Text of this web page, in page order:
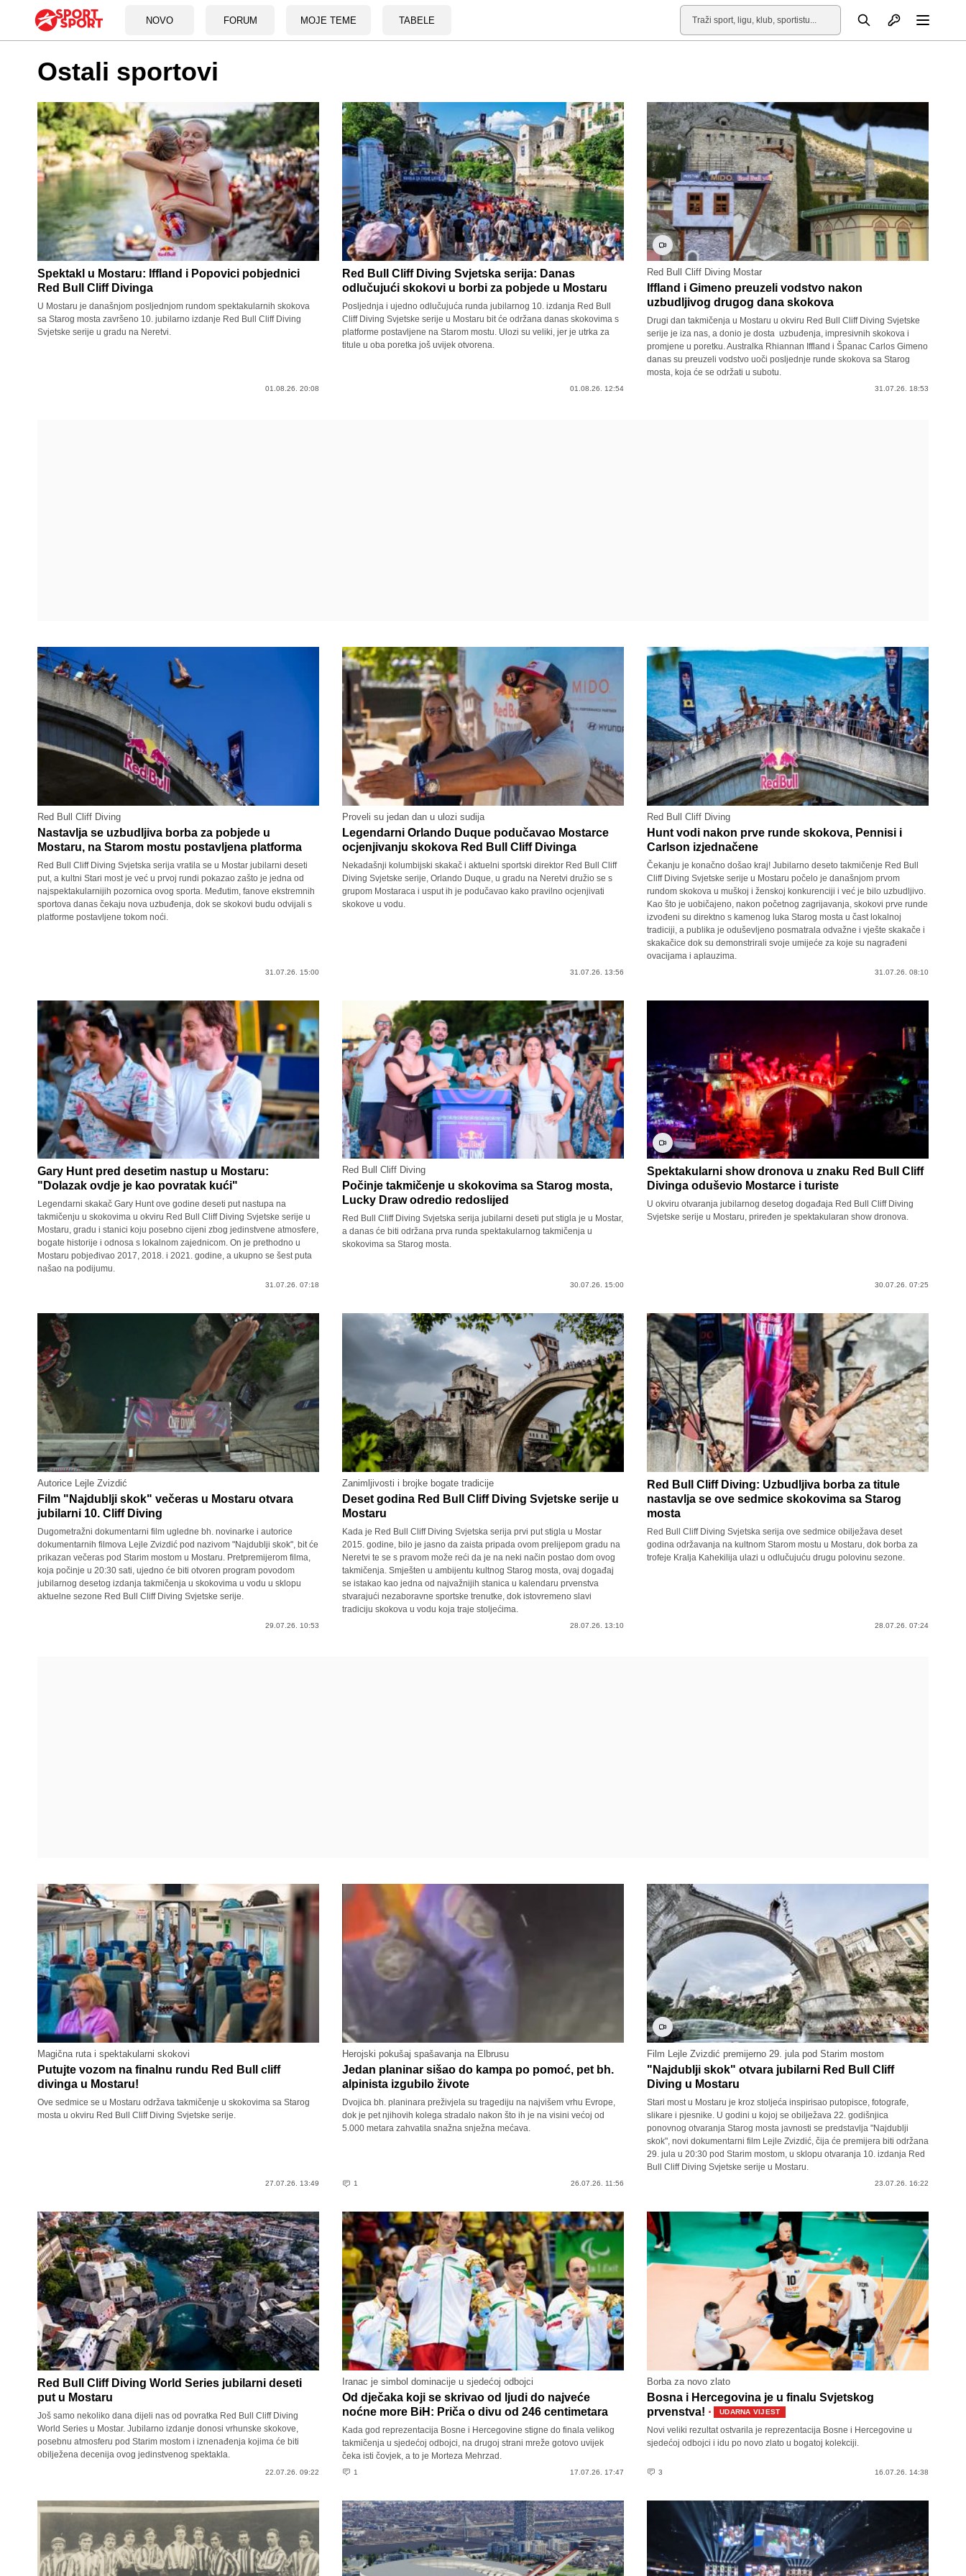
NOVO FORUM MOJE TEME TABELE
Pretraga Otvori profil
Ostali sportovi
Spektakl u Mostaru: Iffland i Popovici pobjednici
Red Bull Cliff Divinga
U Mostaru je današnjom posljednjom rundom spektakularnih skokova
sa Starog mosta završeno 10. jubilarno izdanje Red Bull Cliff Diving
Svjetske serije u gradu na Neretvi.
01.08.26. 20:08
Red Bull Cliff Diving Svjetska serija: Danas
odlučujući skokovi u borbi za pobjede u Mostaru
Posljednja i ujedno odlučujuća runda jubilarnog 10. izdanja Red Bull
Cliff Diving Svjetske serije u Mostaru bit će održana danas skokovima s
platforme postavljene na Starom mostu. Ulozi su veliki, jer je utrka za
titule u oba poretka još uvijek otvorena.
01.08.26. 12:54
Red Bull Cliff Diving Mostar
Iffland i Gimeno preuzeli vodstvo nakon
uzbudljivog drugog dana skokova
Drugi dan takmičenja u Mostaru u okviru Red Bull Cliff Diving Svjetske
serije je iza nas, a donio je dosta uzbuđenja, impresivnih skokova i
promjene u poretku. Australka Rhiannan Iffland i Španac Carlos Gimeno
danas su preuzeli vodstvo uoči posljednje runde skokova sa Starog
mosta, koja će se održati u subotu.
31.07.26. 18:53
Red Bull Cliff Diving
Nastavlja se uzbudljiva borba za pobjede u
Mostaru, na Starom mostu postavljena platforma
Red Bull Cliff Diving Svjetska serija vratila se u Mostar jubilarni deseti
put, a kultni Stari most je već u prvoj rundi pokazao zašto je jedna od
najspektakularnijih pozornica ovog sporta. Međutim, fanove ekstremnih
sportova danas čekaju nova uzbuđenja, dok se skokovi budu odvijali s
platforme postavljene tokom noći.
31.07.26. 15:00
Proveli su jedan dan u ulozi sudija
Legendarni Orlando Duque podučavao Mostarce
ocjenjivanju skokova Red Bull Cliff Divinga
Nekadašnji kolumbijski skakač i aktuelni sportski direktor Red Bull Cliff
Diving Svjetske serije, Orlando Duque, u gradu na Neretvi družio se s
grupom Mostaraca i usput ih je podučavao kako pravilno ocjenjivati
skokove u vodu.
31.07.26. 13:56
Red Bull Cliff Diving
Hunt vodi nakon prve runde skokova, Pennisi i
Carlson izjednačene
Čekanju je konačno došao kraj! Jubilarno deseto takmičenje Red Bull
Cliff Diving Svjetske serije u Mostaru počelo je današnjom prvom
rundom skokova u muškoj i ženskoj konkurenciji i već je bilo uzbudljivo.
Kao što je uobičajeno, nakon početnog zagrijavanja, skokovi prve runde
izvođeni su direktno s kamenog luka Starog mosta u čast lokalnoj
tradiciji, a publika je oduševljeno posmatrala odvažne i vješte skakače i
skakačice dok su demonstrirali svoje umijeće za koje su nagrađeni
ovacijama i aplauzima.
31.07.26. 08:10
Gary Hunt pred desetim nastup u Mostaru:
"Dolazak ovdje je kao povratak kući"
Legendarni skakač Gary Hunt ove godine deseti put nastupa na
takmičenju u skokovima u okviru Red Bull Cliff Diving Svjetske serije u
Mostaru, gradu i stanici koju posebno cijeni zbog jedinstvene atmosfere,
bogate historije i odnosa s lokalnom zajednicom. On je prethodno u
Mostaru pobjeđivao 2017, 2018. i 2021. godine, a ukupno se šest puta
našao na podijumu.
31.07.26. 07:18
Red Bull Cliff Diving
Počinje takmičenje u skokovima sa Starog mosta,
Lucky Draw odredio redoslijed
Red Bull Cliff Diving Svjetska serija jubilarni deseti put stigla je u Mostar,
a danas će biti održana prva runda spektakularnog takmičenja u
skokovima sa Starog mosta.
30.07.26. 15:00
Spektakularni show dronova u znaku Red Bull Cliff
Divinga oduševio Mostarce i turiste
U okviru otvaranja jubilarnog desetog događaja Red Bull Cliff Diving
Svjetske serije u Mostaru, priređen je spektakularan show dronova.
30.07.26. 07:25
Autorice Lejle Zvizdić
Film "Najdublji skok" večeras u Mostaru otvara
jubilarni 10. Cliff Diving
Dugometražni dokumentarni film ugledne bh. novinarke i autorice
dokumentarnih filmova Lejle Zvizdić pod nazivom "Najdublji skok", bit će
prikazan večeras pod Starim mostom u Mostaru. Pretpremijerom filma,
koja počinje u 20:30 sati, ujedno će biti otvoren program povodom
jubilarnog desetog izdanja takmičenja u skokovima u vodu u sklopu
aktuelne sezone Red Bull Cliff Diving Svjetske serije.
29.07.26. 10:53
Zanimljivosti i brojke bogate tradicije
Deset godina Red Bull Cliff Diving Svjetske serije u
Mostaru
Kada je Red Bull Cliff Diving Svjetska serija prvi put stigla u Mostar
2015. godine, bilo je jasno da zaista pripada ovom prelijepom gradu na
Neretvi te se s pravom može reći da je na neki način postao dom ovog
takmičenja. Smješten u ambijentu kultnog Starog mosta, ovaj događaj
se istakao kao jedna od najvažnijih stanica u kalendaru prvenstva
stvarajući nezaboravne sportske trenutke, dok istovremeno slavi
tradiciju skokova u vodu koja traje stoljećima.
28.07.26. 13:10
Red Bull Cliff Diving: Uzbudljiva borba za titule
nastavlja se ove sedmice skokovima sa Starog
mosta
Red Bull Cliff Diving Svjetska serija ove sedmice obilježava deset
godina održavanja na kultnom Starom mostu u Mostaru, dok borba za
trofeje Kralja Kahekilija ulazi u odlučujuću drugu polovinu sezone.
28.07.26. 07:24
Magična ruta i spektakularni skokovi
Putujte vozom na finalnu rundu Red Bull cliff
divinga u Mostaru!
Ove sedmice se u Mostaru održava takmičenje u skokovima sa Starog
mosta u okviru Red Bull Cliff Diving Svjetske serije.
27.07.26. 13:49
Herojski pokušaj spašavanja na Elbrusu
Jedan planinar sišao do kampa po pomoć, pet bh.
alpinista izgubilo živote
Dvojica bh. planinara preživjela su tragediju na najvišem vrhu Evrope,
dok je pet njihovih kolega stradalo nakon što ih je na visini većoj od
5.000 metara zahvatila snažna snježna mećava.
1 26.07.26. 11:56
Film Lejle Zvizdić premijerno 29. jula pod Starim mostom
"Najdublji skok" otvara jubilarni Red Bull Cliff
Diving u Mostaru
Stari most u Mostaru je kroz stoljeća inspirisao putopisce, fotografe,
slikare i pjesnike. U godini u kojoj se obilježava 22. godišnjica
ponovnog otvaranja Starog mosta javnosti se predstavlja "Najdublji
skok", novi dokumentarni film Lejle Zvizdić, čija će premijera biti održana
29. jula u 20:30 pod Starim mostom, u sklopu otvaranja 10. izdanja Red
Bull Cliff Diving Svjetske serije u Mostaru.
23.07.26. 16:22
Red Bull Cliff Diving World Series jubilarni deseti
put u Mostaru
Još samo nekoliko dana dijeli nas od povratka Red Bull Cliff Diving
World Series u Mostar. Jubilarno izdanje donosi vrhunske skokove,
posebnu atmosferu pod Starim mostom i iznenađenja kojima će biti
obilježena decenija ovog jedinstvenog spektakla.
22.07.26. 09:22
Iranac je simbol dominacije u sjedećoj odbojci
Od dječaka koji se skrivao od ljudi do najveće
noćne more BiH: Priča o divu od 246 centimetara
Kada god reprezentacija Bosne i Hercegovine stigne do finala velikog
takmičenja u sjedećoj odbojci, na drugoj strani mreže gotovo uvijek
čeka isti čovjek, a to je Morteza Mehrzad.
1 17.07.26. 17:47
Borba za novo zlato
Bosna i Hercegovina je u finalu Svjetskog
prvenstva! · UDARNA VIJEST
Novi veliki rezultat ostvarila je reprezentacija Bosne i Hercegovine u
sjedećoj odbojci i idu po novo zlato u bogatoj kolekciji.
3 16.07.26. 14:38